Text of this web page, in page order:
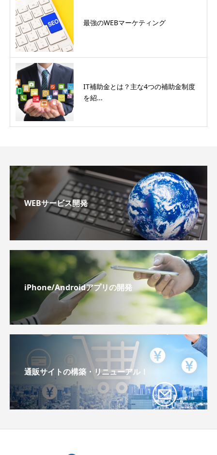
最強のWEBマーケティング
IT補助金とは？主な4つの補助金制度
を紹...
WEBサービス開発
iPhone/Androidアプリの開発
通販サイトの構築・リニューアル！